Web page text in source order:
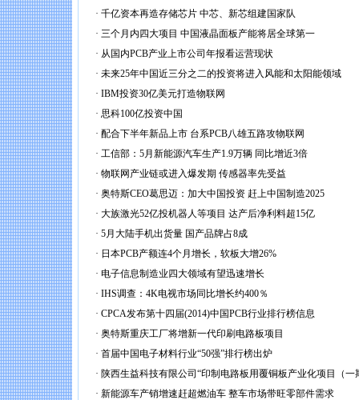
· 千亿资本再造存储芯片 中芯、新芯组建国家队
· 三个月内四大项目 中国液晶面板产能将居全球第一
· 从国内PCB产业上市公司年报看运营现状
· 未来25年中国近三分之二的投资将进入风能和太阳能领域
· IBM投资30亿美元打造物联网
· 思科100亿投资中国
· 配合下半年新品上市 台系PCB八雄五路攻物联网
· 工信部：5月新能源汽车生产1.9万辆 同比增近3倍
· 物联网产业链或进入爆发期 传感器率先受益
· 奥特斯CEO葛思迈：加大中国投资 赶上中国制造2025
· 大族激光52亿投机器人等项目 达产后净利料超15亿
· 5月大陆手机出货量 国产品牌占8成
· 日本PCB产额连4个月增长，软板大增26%
· 电子信息制造业四大领域有望迅速增长
· IHS调查：4K电视市场同比增长约400％
· CPCA发布第十四届(2014)中国PCB行业排行榜信息
· 奥特斯重庆工厂将增新一代印刷电路板项目
· 首届中国电子材料行业“50强”排行榜出炉
· 陕西生益科技有限公司“印制电路板用覆铜板产业化项目（一
· 新能源车产销增速赶超燃油车 整车市场带旺零部件需求